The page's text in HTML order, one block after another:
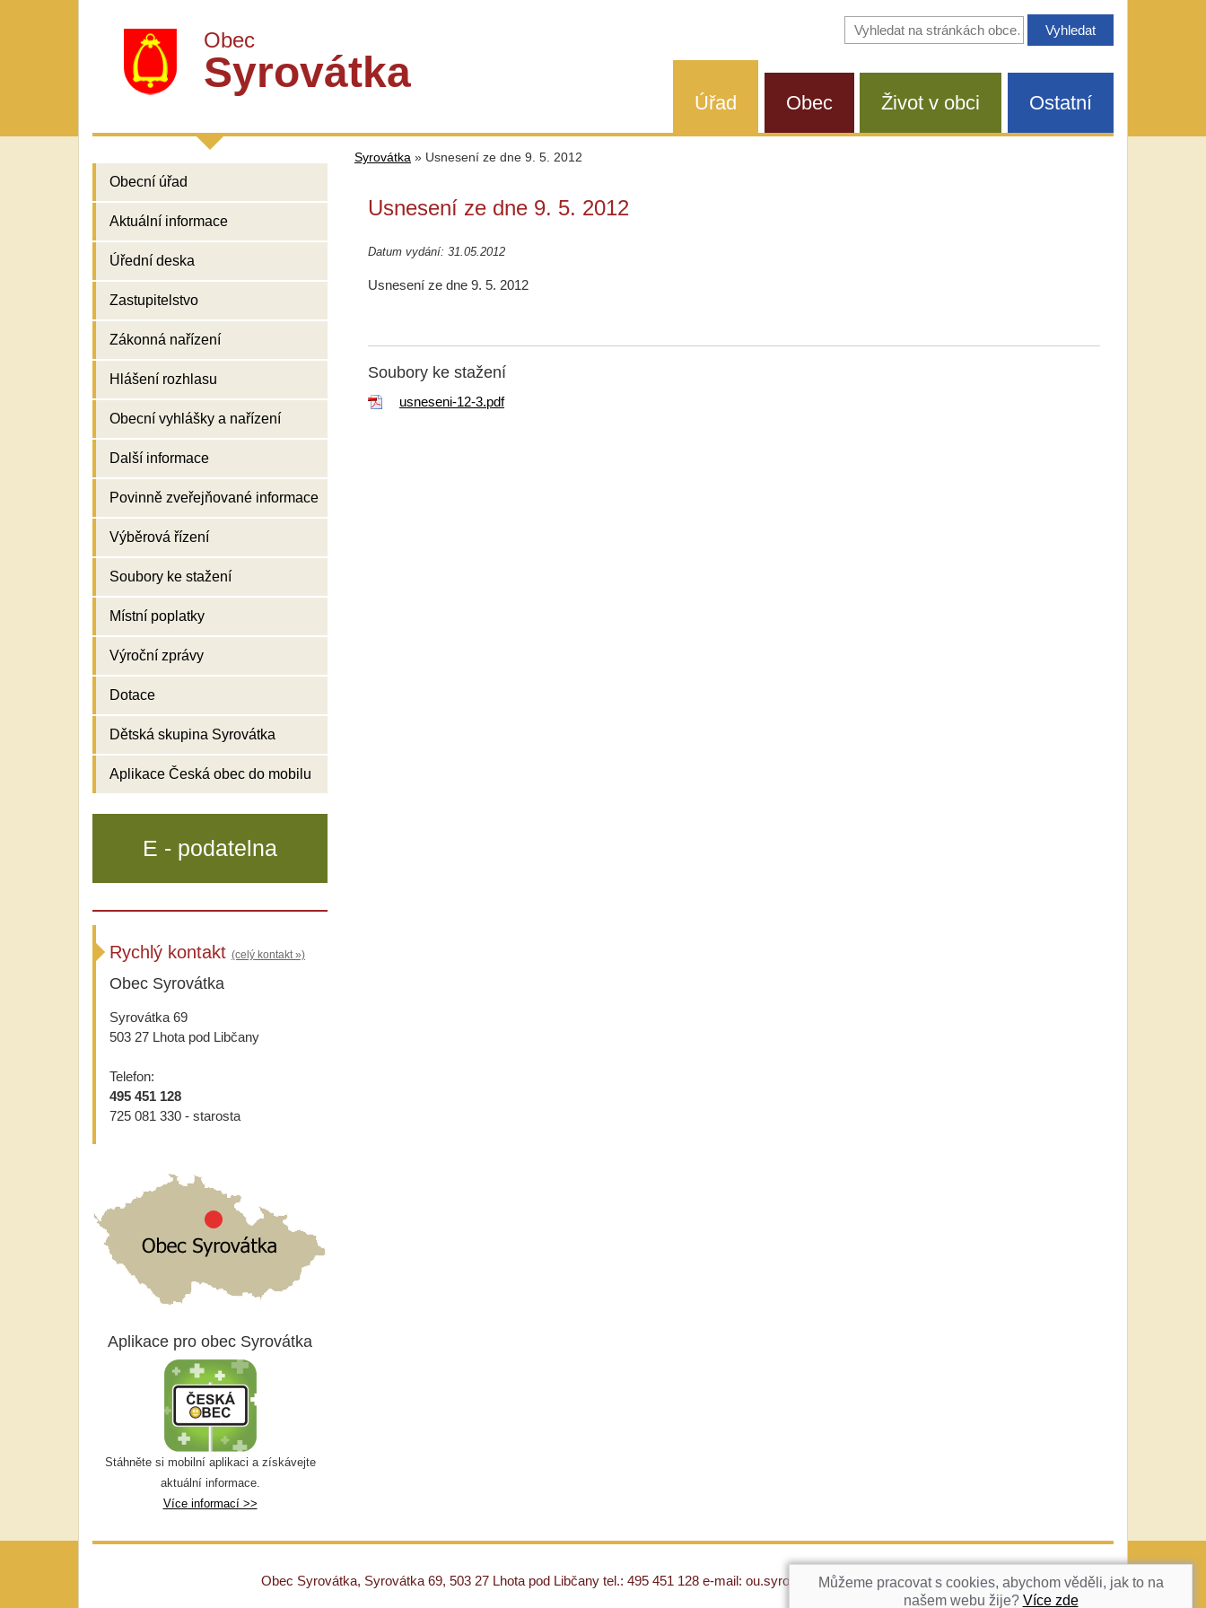
Obec
Syrovátka
Vyhledávání
na
Úřad Obec Život v obci Ostatní
Obecní úřad
Aktuální informace
Úřední deska
Zastupitelstvo
Zákonná nařízení
Hlášení rozhlasu
Obecní vyhlášky a nařízení
Další informace
Povinně zveřejňované informace
Výběrová řízení
Soubory ke stažení
Místní poplatky
Výroční zprávy
Dotace
Dětská skupina Syrovátka
Aplikace Česká obec do mobilu
Syrovátka » Usnesení ze dne 9. 5. 2012
Usnesení ze dne 9. 5. 2012
Datum vydání: 31.05.2012
Usnesení ze dne 9. 5. 2012
Soubory ke stažení
usneseni-12-3.pdf
E - podatelna
Rychlý kontakt (celý kontakt »)
Obec Syrovátka
Syrovátka 69
503 27 Lhota pod Libčany
Telefon:
495 451 128
725 081 330 - starosta
Aplikace pro obec Syrovátka
Stáhněte si mobilní aplikaci a získávejte
aktuální informace.
Více informací >>
NAHORU
Obec Syrovátka, Syrovátka 69, 503 27 Lhota pod Libčany tel.: 495 451 128 e-mail: ou.syrovatka@c-box.czMůžeme pracovat s cookies, abychom věděli, jak to na
našem webu žije? Více zde